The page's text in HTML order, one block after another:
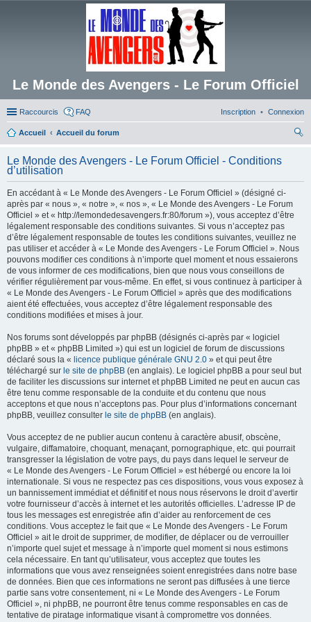
Le Monde des Avengers - Le Forum Officiel
Raccourcis FAQ Connexion
Inscription
Accueil
Accueil du forum
ch
Le Monde des Avengers - Le Forum Officiel - Conditions
d’utilisation
En accédant à « Le Monde des Avengers - Le Forum Officiel » (désigné ci-
après par « nous », « notre », « nos », « Le Monde des Avengers - Le Forum
Officiel » et « http://lemondedesavengers.fr:80/forum »), vous acceptez d’être
légalement responsable des conditions suivantes. Si vous n’acceptez pas
d’être légalement responsable de toutes les conditions suivantes, veuillez ne
pas utiliser et accéder à « Le Monde des Avengers - Le Forum Officiel ». Nous
pouvons modifier ces conditions à n’importe quel moment et nous essaierons
de vous informer de ces modifications, bien que nous vous conseillons de
vérifier régulièrement par vous-même. En effet, si vous continuez à participer à
« Le Monde des Avengers - Le Forum Officiel » après que des modifications
aient été effectuées, vous acceptez d’être légalement responsable des
conditions modifiées et mises à jour.
Nos forums sont développés par phpBB (désignés ci-après par « logiciel
phpBB » et « phpBB Limited ») qui est un logiciel de forum de discussions
déclaré sous la « licence publique générale GNU 2.0 » et qui peut être
téléchargé sur le site de phpBB (en anglais). Le logiciel phpBB a pour seul but
de faciliter les discussions sur internet et phpBB Limited ne peut en aucun cas
être tenu comme responsable de la conduite et du contenu que nous
acceptons et que nous n’acceptons pas. Pour plus d’informations concernant
phpBB, veuillez consulter le site de phpBB (en anglais).
Vous acceptez de ne publier aucun contenu à caractère abusif, obscène,
vulgaire, diffamatoire, choquant, menaçant, pornographique, etc. qui pourrait
transgresser la législation de votre pays, du pays dans lequel le serveur de
« Le Monde des Avengers - Le Forum Officiel » est hébergé ou encore la loi
internationale. Si vous ne respectez pas ces dispositions, vous vous exposez à
un bannissement immédiat et définitif et nous nous réservons le droit d’avertir
votre fournisseur d’accès à internet et les autorités officielles. L’adresse IP de
tous les messages est enregistrée afin d’aider au renforcement de ces
conditions. Vous acceptez le fait que « Le Monde des Avengers - Le Forum
Officiel » ait le droit de supprimer, de modifier, de déplacer ou de verrouiller
n’importe quel sujet et message à n’importe quel moment si nous estimons
cela nécessaire. En tant qu’utilisateur, vous acceptez que toutes les
informations que vous avez renseignées soient enregistrées dans notre base
de données. Bien que ces informations ne seront pas diffusées à une tierce
partie sans votre consentement, ni « Le Monde des Avengers - Le Forum
Officiel », ni phpBB, ne pourront être tenus comme responsables en cas de
tentative de piratage informatique visant à compromettre vos données.